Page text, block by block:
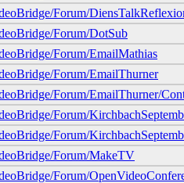
Forum/
Forum/DotSub
Forum/EmailMathias
Forum/EmailThurner
Forum/EmailThurner/
Forum/
Forum/
Forum/MakeTV
Forum/